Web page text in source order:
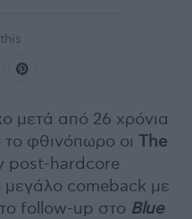
μετά από 26 χρόνια
φθινόπωρο οι The
post-hardcore
μεγάλο comeback με
follow-up στο Blue